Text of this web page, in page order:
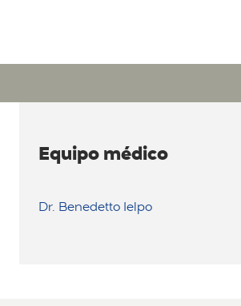
Equipo médico
Dr. Benedetto Ielpo